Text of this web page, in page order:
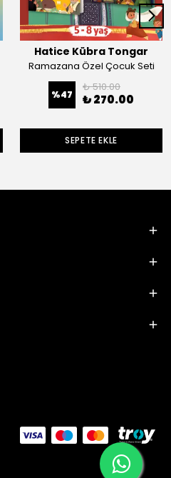
Hatice Kübra Tongar
Ramazana Özel Çocuk Seti
%47
₺ 510.00
₺ 270.00
SEPETE EKLE